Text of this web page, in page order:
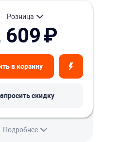
розница
609₽
в корзину
скидку
Подробнее